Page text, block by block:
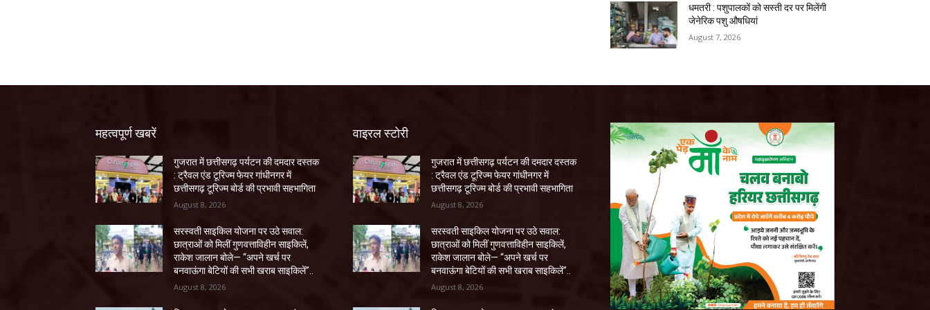
धमतरी : पशुपालकों को सस्ती दर पर मिलेंगी
जेनेरिक पशु औषधियां
August 7, 2026
महत्वपूर्ण खबरें
गुजरात में छत्तीसगढ़ पर्यटन की दमदार दस्तक
: ट्रैवल एंड टूरिज्म फेयर गांधीनगर में
छत्तीसगढ़ टूरिज्म बोर्ड की प्रभावी सहभागिता
August 8, 2026
सरस्वती साइकिल योजना पर उठे सवाल:
छात्राओं को मिलीं गुणवत्ताविहीन साइकिलें,
राकेश जालान बोले— “अपने खर्च पर
बनवाऊंगा बेटियों की सभी खराब साइकिलें”..
August 8, 2026
वाइरल स्टोरी
गुजरात में छत्तीसगढ़ पर्यटन की दमदार दस्तक
: ट्रैवल एंड टूरिज्म फेयर गांधीनगर में
छत्तीसगढ़ टूरिज्म बोर्ड की प्रभावी सहभागिता
August 8, 2026
सरस्वती साइकिल योजना पर उठे सवाल:
छात्राओं को मिलीं गुणवत्ताविहीन साइकिलें,
राकेश जालान बोले— “अपने खर्च पर
बनवाऊंगा बेटियों की सभी खराब साइकिलें”..
August 8, 2026